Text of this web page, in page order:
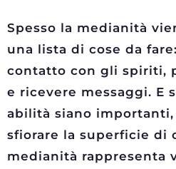
Spesso la medianità
una lista di cose da
contatto con gli spiriti,
e ricevere messaggi. E
abilità siano
sfiorare la superficie di
medianità rappresenta